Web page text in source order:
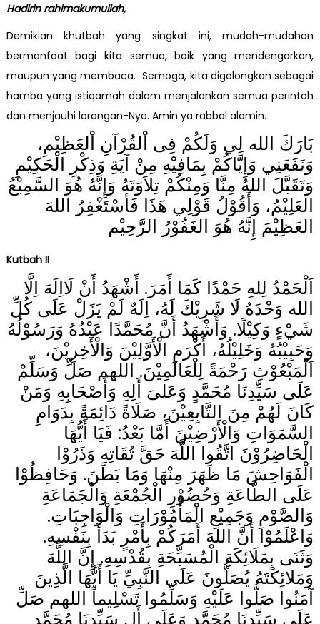
Hadirin rahimakumullah,
Demikian khutbah yang singkat ini, mudah-mudahan
bermanfaat bagi kita semua, baik yang mendengarkan,
maupun yang membaca. Semoga, kita digolongkan sebagai
hamba yang istiqamah dalam menjalankan semua perintah
dan menjauhi larangan-Nya. Amin ya rabbal alamin.
بَارَكَ الله لِي وَلَكُمْ فِى اْلقُرْآنِ اْلعَظِيْمِ،
وَنَفَعَنِي وَإِيَّاكُمْ بِمَافِيْهِ مِنْ آيَةِ وَذِكْرِ الْحَكِيْمِ
وَتَقَبَّلَ اللهُ مِنَّا وَمِنْكُمْ تِلاَوَتَهُ وَإِنَّهُ هُوَ السَّمِيْعُ
العَلِيْمُ، وَأَقُوْلُ قَوْلِي هَذَا فَأسْتَغْفِرُ اللهَ
العَظِيْمَ إِنَّهُ هُوَ الغَفُوْرُ الرَّحِيْم
Kutbah II
اَلْحَمْدُ لِلهِ حَمْدًا كَمَا أَمَرَ. أَشْهَدُ أَنْ لَااِلَهَ اِلَّا
الله وَحْدَهُ لَا شَرِيْكَ لَهُ، اِلَهٌ لَمْ يَزَلْ عَلَى كُلِّ
شَيْءٍ وَكِيْلًا. وَأَشْهَدُ أَنَّ مُحَمَّدًا عَبْدُهُ وَرَسُوْلُهُ
وَحَبِيْبُهُ وَخَلِيْلُهُ، أَكْرَمِ الْأَوَّلِيْنَ وَالْأَخِرِيْنَ،
اَلْمَبْعُوْثِ رَحْمَةً لِلْعَالَمِيْنَ. اللهم صَلِّ وَسَلِّمْ
عَلَى سَيِّدِنَا مُحَمَّدٍ وَعَلىَ أَلِهِ وَأَصْحَابِهِ وَمَنْ
كَانَ لَهُمْ مِنَ التَّابِعِيْنَ، صَلَاةً دَائِمَةً بِدَوَامِ
السَّمَوَاتِ وَالْأَرْضِيْنَ أَمَّا بَعْدُ: فَيَا أَيُّهَا
الْحَاضِرُوْنَ اتَّقُوا اللَّهَ حَقَّ تُقَاتِهِ وَذَرُوْا
الْفَوَاحِشَ مَا ظَهَرَ مِنْهَا وَمَا بَطَنَ. وَحَافِظُوْا
عَلَى الطَّاعَةِ وَحُضُوْرِ الْجُمْعَةِ وَالْجَمَاعَةِ
وَالصَّوْمِ وَجَمِيْعِ الْمَأْمُوْرَاتِ وَالْوَاجِبَاتِ.
وَاعْلَمُوْا أَنَّ اللهَ أَمَرَكُمْ بِأَمْرٍ بَدَأَ بِنَفْسِهِ.
وَثَنَى بِمَلَائِكَةِ الْمُسَبِّحَةِ بِقُدْسِهِ. إِِنَّ اللَّهَ
وَمَلائِكَتَهُ يُصَلُّونَ عَلَى النَّبِيِّ يَا أَيُّهَا الَّذِينَ
آمَنُوا صَلُّوا عَلَيْهِ وَسَلِّمُوا تَسْلِيماً اللهم صَلِّ